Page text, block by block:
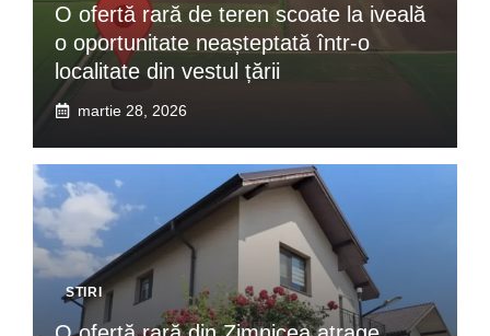
O ofertă rară de teren scoate la iveală
o oportunitate neașteptată într-o
localitate din vestul țării
martie 28, 2026
STIRI